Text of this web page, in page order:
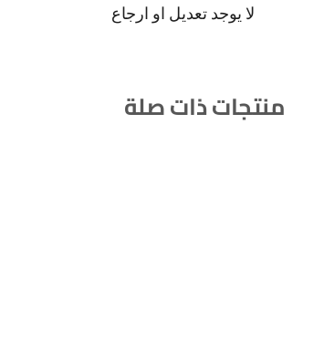
لا يوجد تعديل او ارجاع
منتجات ذات صلة